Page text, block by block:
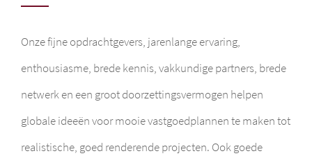
Onze fijne opdrachtgevers, jarenlange ervaring,
enthousiasme, brede kennis, vakkundige partners, brede
netwerk en een groot doorzettingsvermogen helpen
globale ideeën voor mooie vastgoedplannen te maken tot
realistische, goed renderende projecten. Ook goede